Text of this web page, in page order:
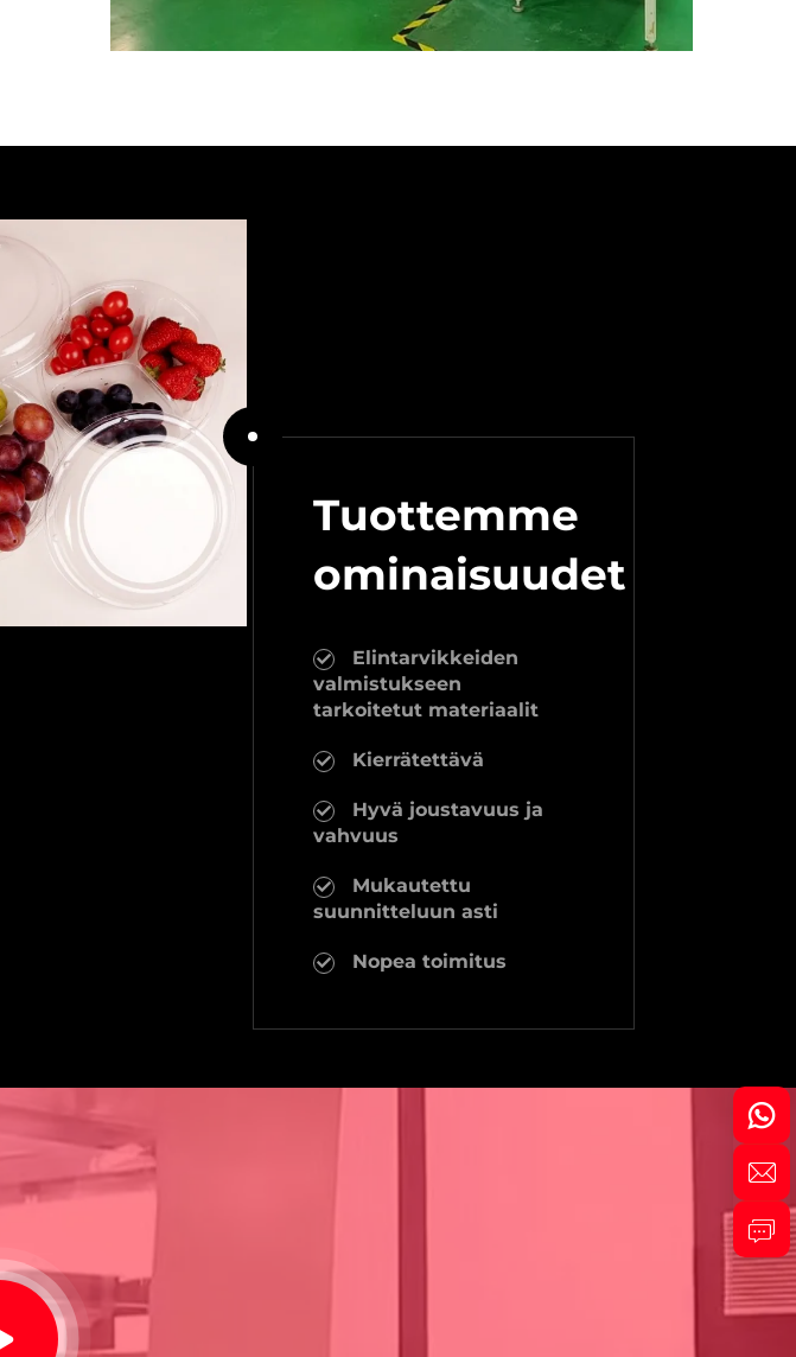
Tuottemme
ominaisuudet
Elintarvikkeiden
valmistukseen
tarkoitetut materiaalit
Kierrätettävä
Hyvä joustavuus ja
vahvuus
Mukautettu
suunnitteluun asti
Nopea toimitus